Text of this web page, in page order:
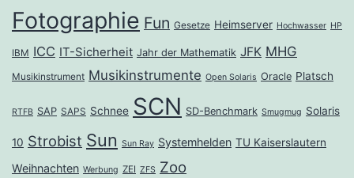
Fotographie Fun Gesetze Heimserver Hochwasser HP
IBM ICC IT-Sicherheit Jahr der Mathematik JFK MHG
Musikinstrument Musikinstrumente Open Solaris Oracle Platsch
RTFB SAP SAPS Schnee SCN SD-Benchmark Smugmug Solaris
10 Strobist Sun Sun Ray Systemhelden TU Kaiserslautern
Weihnachten Werbung ZEI ZFS Zoo